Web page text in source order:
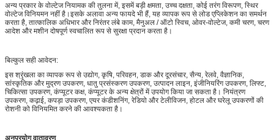
अन्य प्रकार के वोल्टेज नियामक की तुलना में, इसमें बड़ी क्षमता, उच्च दक्षता, कोई तरंग विरूपण, स्थिर
वोल्टेज विनियमन नहीं है।इसके अलावा अन्य फायदे भी हैं, यह व्यापक रूप से लोड एप्लिकेशन का समर्थन
करता है, तात्कालिक अधिभार और निरंतर लंबे काम, मैनुअल / ऑटो स्विच, ओवर-वोल्टेज, कमी चरण, चरण
आदेश और मशीन दोषपूर्ण स्वचालित रूप से सुरक्षा प्रदान करता है।
बिल्कुल सही आवेदन:
इस श्रृंखला का व्यापक रूप से उद्योग, कृषि, परिवहन, डाक और दूरसंचार, सैन्य, रेलवे, वैज्ञानिक,
सांस्कृतिक और मुद्रण उपकरण, धातु प्रसंस्करण उपकरण, उत्पादन लाइन, इंजीनियरिंग उपकरण, लिफ्ट,
चिकित्सा उपकरण, कंप्यूटर कक्ष, कंप्यूटर के अन्य क्षेत्रों में उपयोग किया जा सकता है। नियंत्रण
उपकरण, कढ़ाई, कपड़ा उपकरण, एयर कंडीशनिंग, रेडियो और टेलीविजन, होटल और घरेलू उपकरणों की
रोशनी को विनियमित करने की आवश्यकता है।
अनुप्रयोग वातावरण